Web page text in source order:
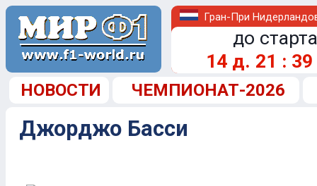
Гран-При
до
14 д. 21 : 39
НОВОСТИ ЧЕМПИОНАТ-2026
Джорджо Басси